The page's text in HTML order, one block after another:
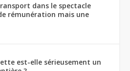
dans le spectacle
rémunération mais une
est-elle sérieusement un